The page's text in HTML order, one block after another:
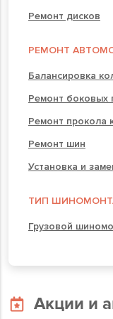
Ремонт дисков
РЕМОНТ
Балансировка
Ремонт боковых
Ремонт прокола
Ремонт шин
Установка и
ТИП
Грузовой
Акции и